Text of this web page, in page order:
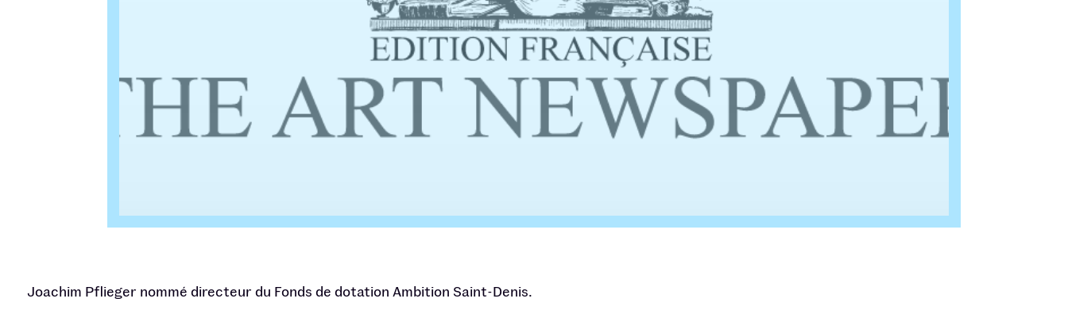
Joachim Pflieger nommé directeur du Fonds de dotation Ambition Saint-Denis.